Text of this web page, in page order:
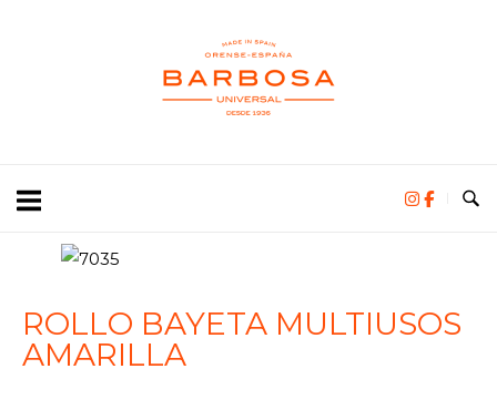
ROLLO BAYETA MULTIUSOS
AMARILLA